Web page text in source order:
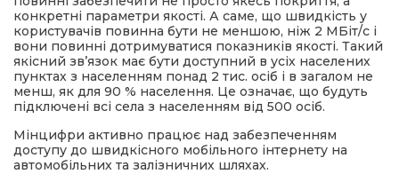
конкретні параметри якості. А саме, що швидкість у
користувачів повинна бути не меншою, ніж 2 МБіт/с і
вони повинні дотримуватися показників якості. Такий
якісний зв’язок має бути доступний в усіх населених
пунктах з населенням понад 2 тис. осіб і в загалом не
менш, як для 90 % населення. Це означає, що будуть
підключені всі села з населенням від 500 осіб.
Мінцифри активно працює над забезпеченням
доступу до швидкісного мобільного інтернету на
автомобільних та залізничних шляхах.